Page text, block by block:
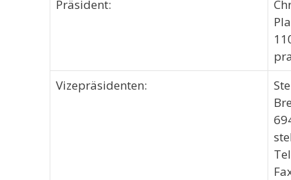
Präsident:
Vizepräsidenten: